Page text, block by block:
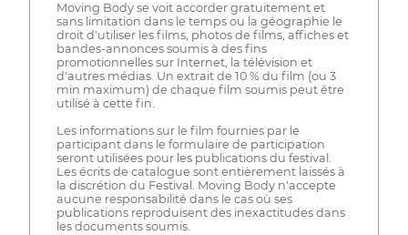
Moving Body se voit accorder gratuitement et
sans limitation dans le temps ou la géographie le
droit d'utiliser les films, photos de films, affiches et
bandes-annonces soumis à des fins
promotionnelles sur Internet, la télévision et
d'autres médias. Un extrait de 10 % du film (ou 3
min maximum) de chaque film soumis peut être
utilisé à cette fin.
Les informations sur le film fournies par le
participant dans le formulaire de participation
seront utilisées pour les publications du festival.
Les écrits de catalogue sont entièrement laissés à
la discrétion du Festival. Moving Body n'accepte
aucune responsabilité dans le cas où ses
publications reproduisent des inexactitudes dans
les documents soumis.